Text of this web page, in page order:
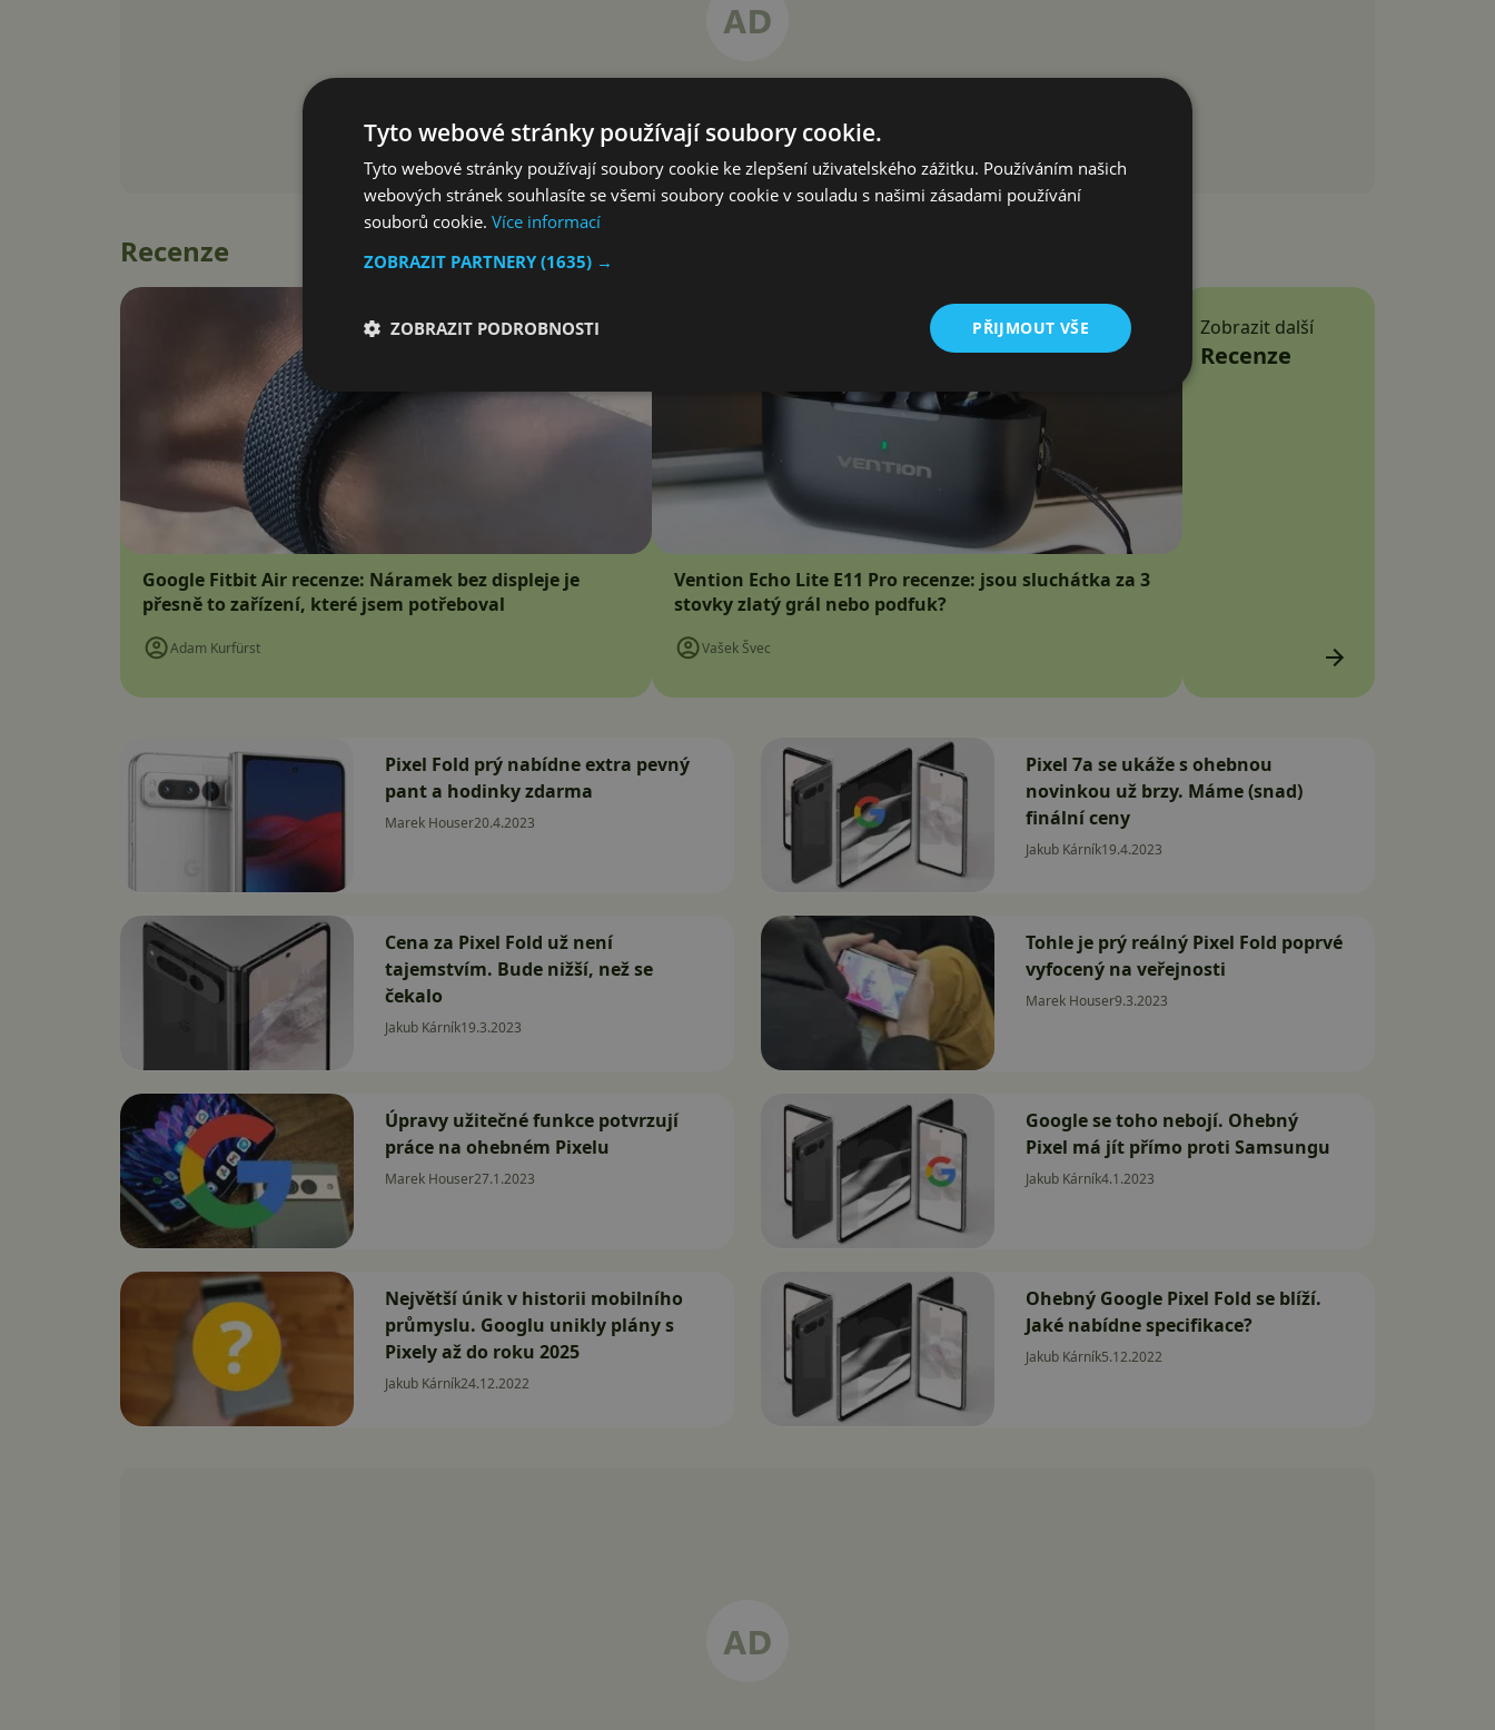
Recenze
Google Fitbit Air recenze: Náramek bez displeje je
přesně to zařízení, které jsem potřeboval
Adam Kurfürst
Vention Echo Lite E11 Pro recenze: jsou sluchátka za 3
stovky zlatý grál nebo podfuk?
Vašek Švec
Zobrazit další
Recenze
Pixel Fold prý nabídne extra pevný
pant a hodinky zdarma
Marek Houser20.4.2023
Pixel 7a se ukáže s ohebnou
novinkou už brzy. Máme (snad)
finální ceny
Jakub Kárník19.4.2023
Cena za Pixel Fold už není
tajemstvím. Bude nižší, než se
čekalo
Jakub Kárník19.3.2023
Tohle je prý reálný Pixel Fold poprvé
vyfocený na veřejnosti
Marek Houser9.3.2023
Úpravy užitečné funkce potvrzují
práce na ohebném Pixelu
Marek Houser27.1.2023
Google se toho nebojí. Ohebný
Pixel má jít přímo proti Samsungu
Jakub Kárník4.1.2023
Největší únik v historii mobilního
průmyslu. Googlu unikly plány s
Pixely až do roku 2025
Jakub Kárník24.12.2022
Ohebný Google Pixel Fold se blíží.
Jaké nabídne specifikace?
Jakub Kárník5.12.2022
Tyto webové stránky používají soubory cookie.
Tyto webové stránky používají soubory cookie ke zlepšení uživatelského zážitku. Používáním našich
webových stránek souhlasíte se všemi soubory cookie v souladu s našimi zásadami používání
souborů cookie. Více informací
ZOBRAZIT PARTNERY(1635) →
PŘIJMOUT VŠE
ZOBRAZIT PODROBNOSTI